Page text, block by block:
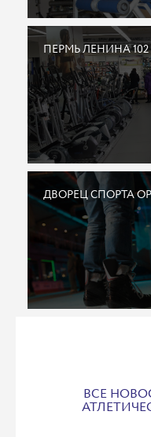
ПЕРМЬ ЛЕНИНА 102
ДВОРЕЦ СПОРТА
ВСЕ